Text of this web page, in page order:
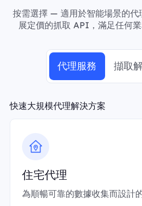
按需選擇 — 適用於智能場景的代
展定價的抓取 API，滿足任何業
代理服務 擷取
快速大規模代理解決方案
住宅代理
為順暢可靠的數據收集而設計